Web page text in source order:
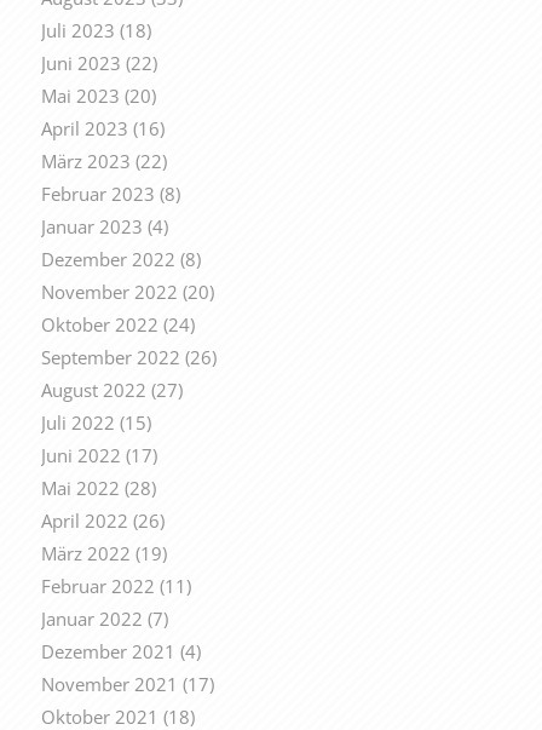
Juli 2023 (18)
Juni 2023 (22)
Mai 2023 (20)
April 2023 (16)
März 2023 (22)
Februar 2023 (8)
Januar 2023 (4)
Dezember 2022 (8)
November 2022 (20)
Oktober 2022 (24)
September 2022 (26)
August 2022 (27)
Juli 2022 (15)
Juni 2022 (17)
Mai 2022 (28)
April 2022 (26)
März 2022 (19)
Februar 2022 (11)
Januar 2022 (7)
Dezember 2021 (4)
November 2021 (17)
Oktober 2021 (18)